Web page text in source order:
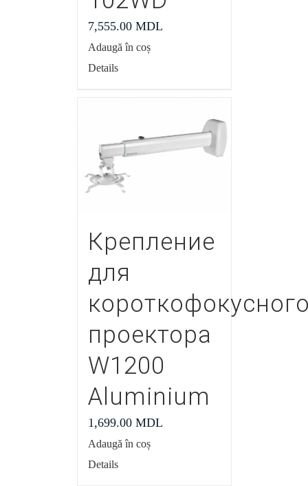
7,555.00 MDL
Adaugă în coș
Details
Крепление
для
проектора
W1200
Aluminium
1,699.00 MDL
Adaugă în coș
Details